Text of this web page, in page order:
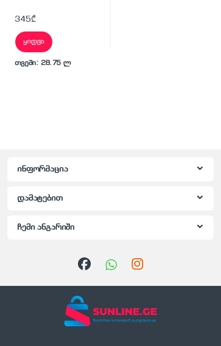
345₾
ყიდვა
თვეში: 28.75 ლ
ინფორმაცია
დამატებით
ჩემი ანგარიში